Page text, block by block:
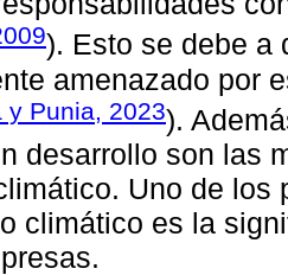
). Esto se debe a
amenazado por
y Punia, 2023).
desarrollo son las
Uno de los
climático es la